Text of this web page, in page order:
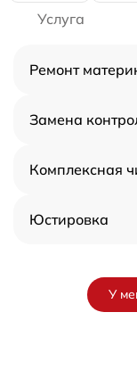
Услуга
Ремонт
Замена
Комплексная
Юстировка
У